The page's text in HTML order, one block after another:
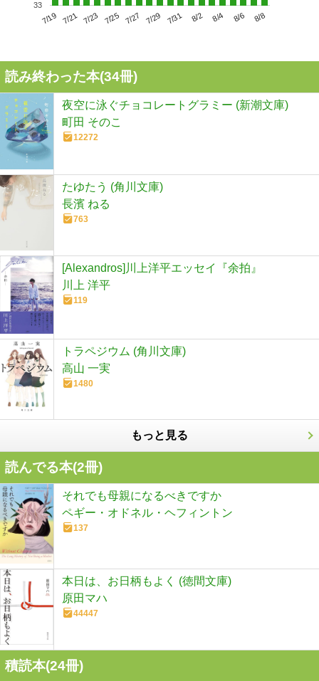
7/19 7/21 7/23 7/25 7/27 7/29 7/31 8/2 8/4 8/6 8/8
33
読み終わった本(34冊)
夜空に泳ぐチョコレートグラミー (新潮文庫)
町田 そのこ
12272
たゆたう (角川文庫)
長濱 ねる
763
[Alexandros]川上洋平エッセイ『余拍』
川上 洋平
119
トラペジウム (角川文庫)
高山 一実
1480
もっと見る
読んでる本(2冊)
それでも母親になるべきですか
ペギー・オドネル・ヘフィントン
137
本日は、お日柄もよく (徳間文庫)
原田マハ
44447
積読本(24冊)